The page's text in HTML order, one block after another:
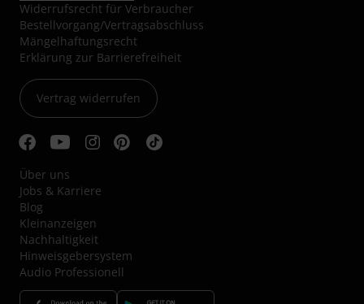
Widerrufsrecht für Verbraucher
Bestellvorgang/Vertragsabschluss
Mängelhaftungsrecht
Erklärung zur Barrierefreiheit
Vertrag widerrufen
Über uns
Jobs & Karriere
Blog
Kleinanzeigen
Nachhaltigkeit
Hinweisgebersystem
Audio Professionell